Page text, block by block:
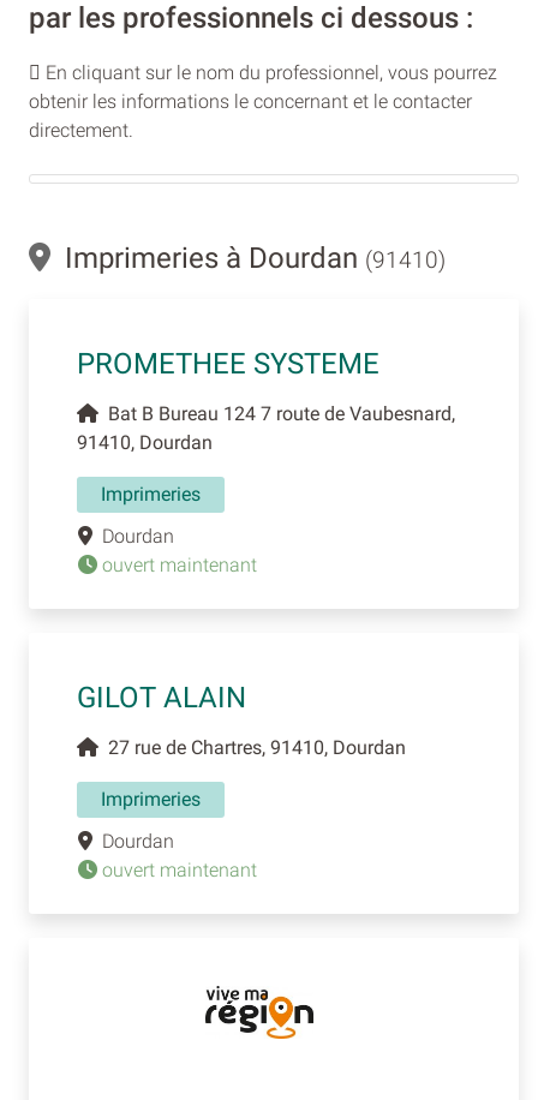
par les professionnels ci dessous :
En cliquant sur le nom du professionnel, vous pourrez
obtenir les informations le concernant et le contacter
directement.
Imprimeries à Dourdan (91410)
PROMETHEE SYSTEME
Bat B Bureau 124 7 route de Vaubesnard,
91410, Dourdan
Imprimeries
Dourdan
ouvert maintenant
GILOT ALAIN
27 rue de Chartres, 91410, Dourdan
Imprimeries
Dourdan
ouvert maintenant